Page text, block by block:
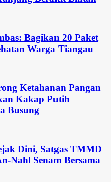
Bagikan 20 Paket
Warga Tiangau
Ketahanan Pangan
Kakap Putih
Busung
Dini, Satgas TMMD
Nahl Senam Bersama